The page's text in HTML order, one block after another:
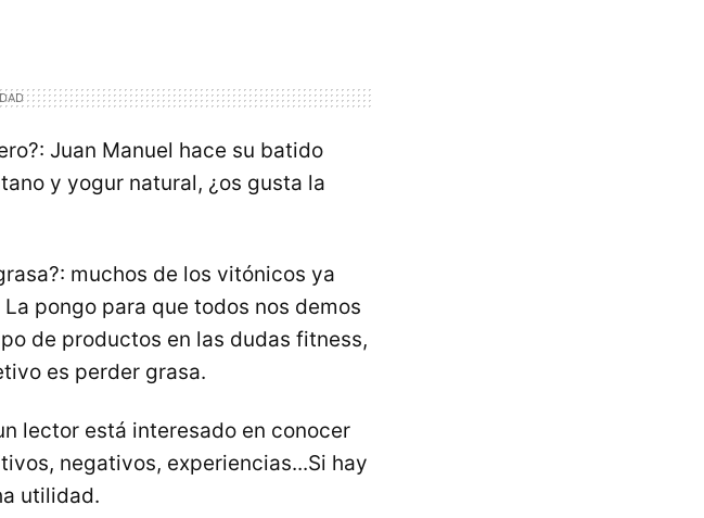
Juan Manuel hace su batido
y yogur natural, ¿os gusta la
muchos de los vitónicos ya
pongo para que todos nos demos
de productos en las dudas fitness,
es perder grasa.
lector está interesado en conocer
negativos, experiencias...Si hay
utilidad.